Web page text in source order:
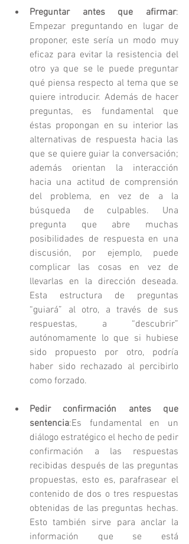
Preguntar antes que afirmar:
Empezar preguntando en lugar de
proponer, este sería un modo muy
eficaz para evitar la resistencia del
otro ya que se le puede preguntar
qué piensa respecto al tema que se
quiere introducir. Además de hacer
preguntas, es fundamental que
éstas propongan en su interior las
alternativas de respuesta hacia las
que se quiere guiar la conversación;
además orientan la interacción
hacia una actitud de comprensión
del problema, en vez de a la
búsqueda de culpables. Una
pregunta que abre muchas
posibilidades de respuesta en una
discusión, por ejemplo, puede
complicar las cosas en vez de
llevarlas en la dirección deseada.
Esta estructura de preguntas
“guiará” al otro, a través de sus
respuestas, a “descubrir”
autónomamente lo que si hubiese
sido propuesto por otro, podría
haber sido rechazado al percibirlo
como forzado.
Pedir confirmación antes que
sentencia:Es fundamental en un
diálogo estratégico el hecho de pedir
confirmación a las respuestas
recibidas después de las preguntas
propuestas, esto es, parafrasear el
contenido de dos o tres respuestas
obtenidas de las preguntas hechas.
Esto también sirve para anclar la
información que se está